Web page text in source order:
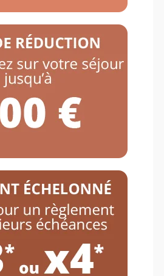
Dimanche 02 août
09 août 2026
été
ado